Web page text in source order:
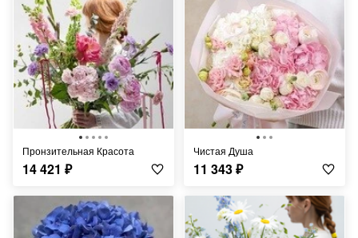
Пронзительная Красота
14 421 ₽
Чистая Душа
11 343₽